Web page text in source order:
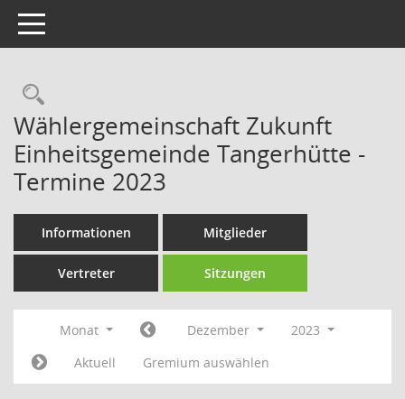
Toggle navigation
Rechercheauswahl
Wählergemeinschaft Zukunft
Einheitsgemeinde Tangerhütte -
Termine 2023
Informationen Mitglieder
Vertreter Sitzungen
Monat Dezember
2023
Aktuell
Gremium auswählen